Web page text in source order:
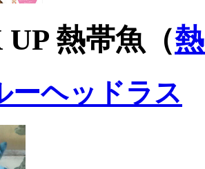
熱帯魚（
ーヘッドラス